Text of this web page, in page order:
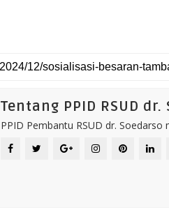
Tentang PPID RSUD dr.
PPID Pembantu RSUD dr.